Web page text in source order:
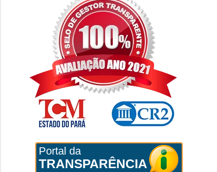
Portal da
TRANSPARÊNCIA